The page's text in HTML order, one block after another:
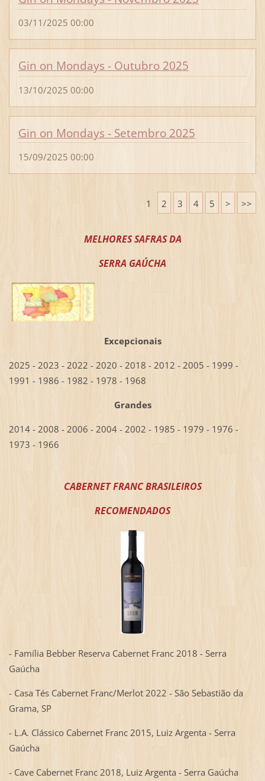
03/11/2025 00:00
Gin on Mondays - Outubro 2025
13/10/2025 00:00
Gin on Mondays - Setembro 2025
15/09/2025 00:00
1 2 3 4 5 > >>
MELHORES SAFRAS DA
SERRA GAÚCHA
Excepcionais
2025 - 2023 - 2022 - 2020 - 2018 - 2012 - 2005 - 1999 -
1991 - 1986 - 1982 - 1978 - 1968
Grandes
2014 - 2008 - 2006 - 2004 - 2002 - 1985 - 1979 - 1976 -
1973 - 1966
CABERNET FRANC BRASILEIROS
RECOMENDADOS
- Família Bebber Reserva Cabernet Franc 2018 - Serra
Gaúcha
- Casa Tés Cabernet Franc/Merlot 2022 - São Sebastião da
Grama, SP
- L.A. Clássico Cabernet Franc 2015, Luiz Argenta - Serra
Gaúcha
- Cave Cabernet Franc 2018, Luiz Argenta - Serra Gaúcha